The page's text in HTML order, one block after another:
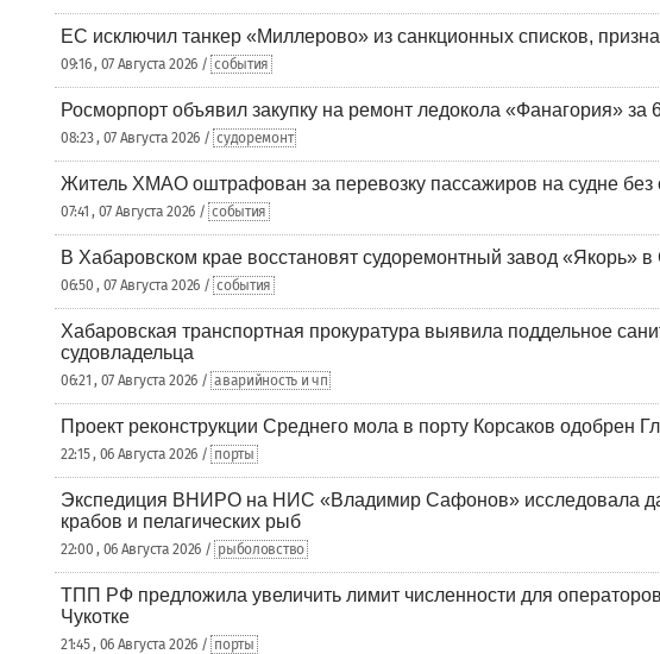
ЕС исключил танкер «Миллерово» из санкционных списков,
09:16 , 07 Августа 2026 / события
Росморпорт объявил закупку на ремонт ледокола «Фанагория» за
08:23 , 07 Августа 2026 / судоремонт
Житель ХМАО оштрафован за перевозку пассажиров на судне без
07:41 , 07 Августа 2026 / события
В Хабаровском крае восстановят судоремонтный завод «Якорь» в
06:50 , 07 Августа 2026 / события
Хабаровская транспортная прокуратура выявила поддельное
судовладельца
06:21 , 07 Августа 2026 / аварийность и чп
Проект реконструкции Среднего мола в порту Корсаков одобрен
22:15 , 06 Августа 2026 / порты
Экспедиция ВНИРО на НИС «Владимир Сафонов» исследовала
крабов и пелагических рыб
22:00 , 06 Августа 2026 / рыболовство
ТПП РФ предложила увеличить лимит численности для
Чукотке
21:45 , 06 Августа 2026 / порты